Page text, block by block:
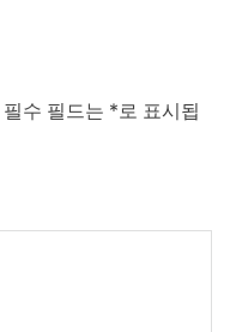
필수 필드는 *로 표시됩